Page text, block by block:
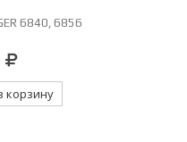
6840, 6856
корзину